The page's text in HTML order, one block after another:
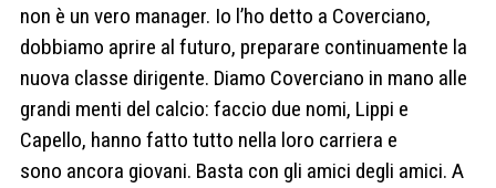
non è un vero manager. Io l’ho detto a Coverciano,
dobbiamo aprire al futuro, preparare continuamente la
nuova classe dirigente. Diamo Coverciano in mano alle
grandi menti del calcio: faccio due nomi, Lippi e
Capello, hanno fatto tutto nella loro carriera e
sono ancora giovani. Basta con gli amici degli amici. A